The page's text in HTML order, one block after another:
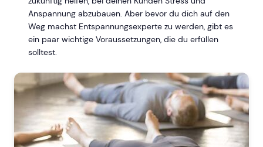
Anspannung abzubauen. Aber bevor du dich auf den
Weg machst Entspannungsexperte zu werden, gibt es
ein paar wichtige Voraussetzungen, die du erfüllen
solltest.